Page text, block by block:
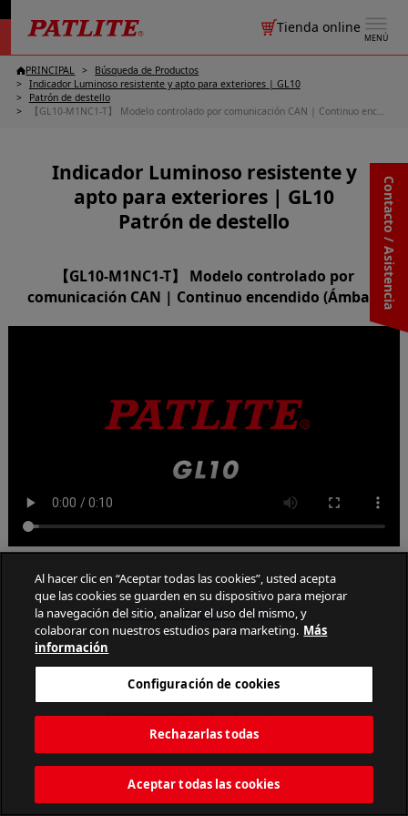
MENÚ
Tienda online
Contacto / Asistencia
PRINCIPAL
Búsqueda de Productos
Indicador Luminoso resistente y apto para exteriores | GL10
Patrón de destello
【GL10-M1NC1-T】 Modelo controlado por comunicación CAN | Continuo encendido (Ámbar)
Indicador Luminoso resistente y
apto para exteriores | GL10
Patrón de destello
【GL10-M1NC1-T】 Modelo controlado por
comunicación CAN | Continuo encendido (Ámbar)
Back to List of Patrón de destello
PATLITE CORPORATION. All Rights Reserved.
Al hacer clic en “Aceptar todas las cookies”, usted acepta
que las cookies se guarden en su dispositivo para mejorar
la navegación del sitio, analizar el uso del mismo, y
colaborar con nuestros estudios para marketing. Más
información
Configuración de cookies
Rechazarlas todas
Aceptar todas las cookies